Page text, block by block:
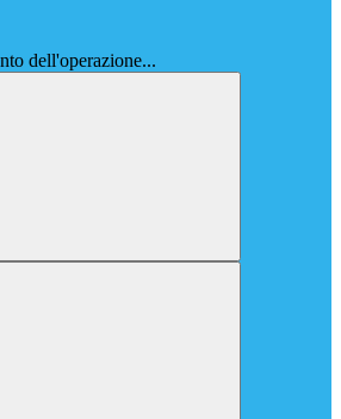
dell'operazione...